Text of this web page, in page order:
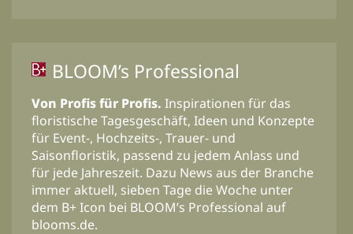
BLOOM’s Professional
Von Profis für Profis. Inspirationen für das
floristische Tagesgeschäft, Ideen und Konzepte
für Event-, Hochzeits-, Trauer- und
Saisonfloristik, passend zu jedem Anlass und
für jede Jahreszeit. Dazu News aus der Branche
immer aktuell, sieben Tage die Woche unter
dem B+ Icon bei BLOOM’s Professional auf
blooms.de.